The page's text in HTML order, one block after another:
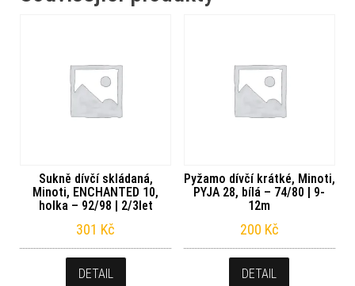
Sukně dívčí skládaná,
Minoti, ENCHANTED 10,
holka – 92/98 | 2/3let
301 Kč
DETAIL
Pyžamo dívčí krátké, Minoti,
PYJA 28, bílá – 74/80 | 9-
12m
200 Kč
DETAIL